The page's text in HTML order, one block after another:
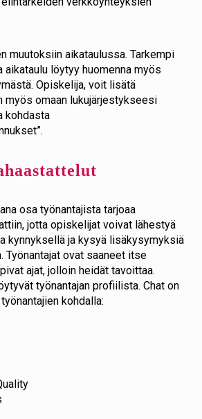
muutoksiin aikataulussa. Tarkempi
aikataulu löytyy huomenna myös
Opiskelija, voit lisätä
myös omaan lukujärjestykseesi
kohdasta
osa työnantajista tarjoaa
jotta opiskelijat voivat lähestyä
kynnyksellä ja kysyä lisäkysymyksiä
Työnantajat ovat saaneet itse
ajat, jolloin heidät tavoittaa.
työnantajan profiilista. Chat on
kohdalla: